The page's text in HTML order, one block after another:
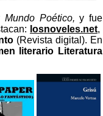
Mundo Poético,y fue
: losnoveles.net,
(Revista digital). En
literario Literatura